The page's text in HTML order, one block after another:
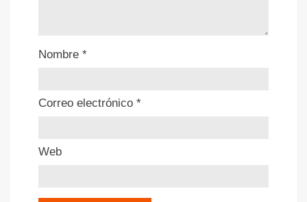
Nombre *
Correo electrónico *
Web